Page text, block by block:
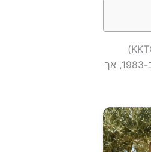
הרפובליקה של צפון קפריסין (Kuzey Kıbrıs Türk Cumhuriyeti בטורקית או בקיצור KKTC)
שנקראת גם קפריסין הטורקית או קפריסין הצפונית היא מדינה שהכריזה על עצמאותה ב-1983, אך